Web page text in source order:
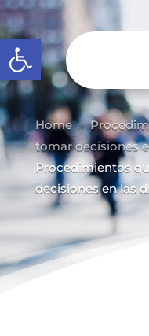
Abrir barra de
Home 9
tomar decisiones
Procedimientos
decisiones en las